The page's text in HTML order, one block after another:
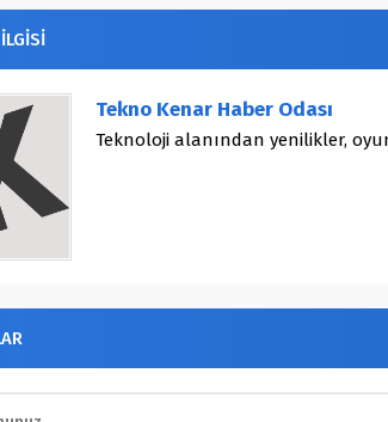
Tekno Kenar Haber Odası
Teknoloji alanından yenilikler,